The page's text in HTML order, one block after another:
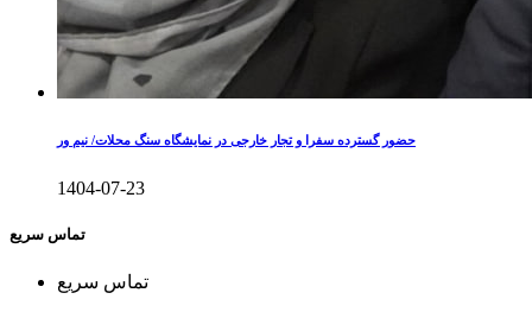
حضور گسترده سفرا و تجار خارجی در نمایشگاه سنگ محلات/ نیم ور
1404-07-23
تماس سریع
تماس سریع